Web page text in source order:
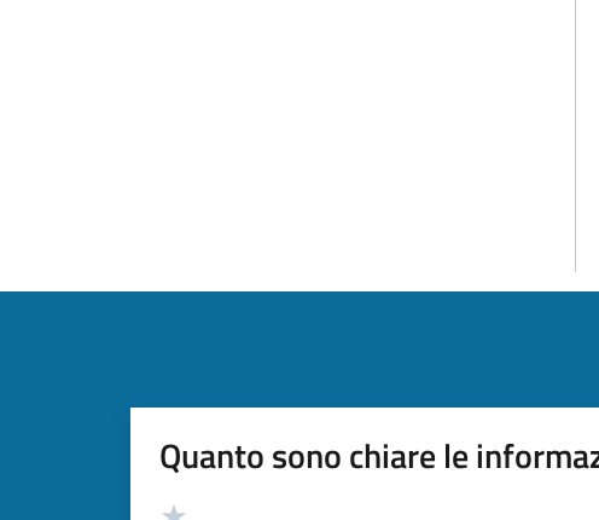
Quanto sono chiare le
Valutazione